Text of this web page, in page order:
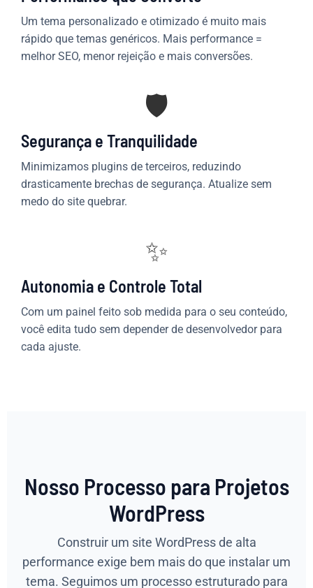
Um tema personalizado e otimizado é muito mais
rápido que temas genéricos. Mais performance =
melhor SEO, menor rejeição e mais conversões.
🛡️
Segurança e Tranquilidade
Minimizamos plugins de terceiros, reduzindo
drasticamente brechas de segurança. Atualize sem
medo do site quebrar.
✨
Autonomia e Controle Total
Com um painel feito sob medida para o seu conteúdo,
você edita tudo sem depender de desenvolvedor para
cada ajuste.
Nosso Processo para Projetos
WordPress
Construir um site WordPress de alta
performance exige bem mais do que instalar um
tema. Seguimos um processo estruturado para